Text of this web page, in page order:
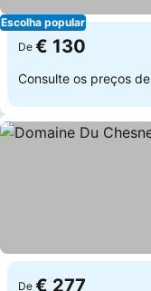
Escolha popular
De € 130
Consulte os preços de
De € 277